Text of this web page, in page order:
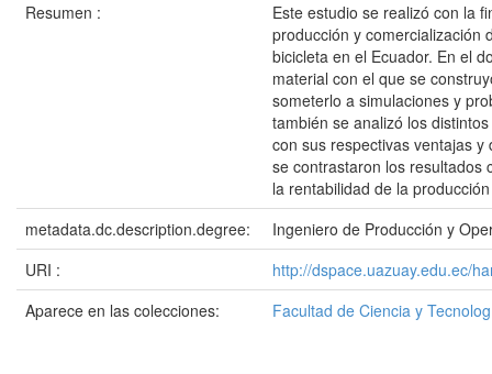
Resumen :
Este estudio se realizó con la
producción y comercialización
bicicleta en el Ecuador. En el
material con el que se
someterlo a simulaciones y
también se analizó los
con sus respectivas ventajas
se contrastaron los resultados
la rentabilidad de la
metadata.dc.description.degree:
Ingeniero de Producción y
URI :
http://dspace.uazuay.edu.ec/
Aparece en las colecciones:
Facultad de Ciencia y